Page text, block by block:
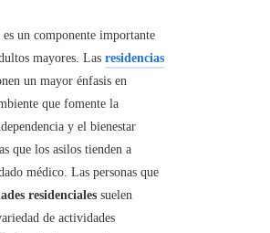
un componente importante
mayores. Las residencias
un mayor énfasis en
que fomente la
y el bienestar
que los asilos tienden a
médico. Las personas que
residenciales suelen
de actividades